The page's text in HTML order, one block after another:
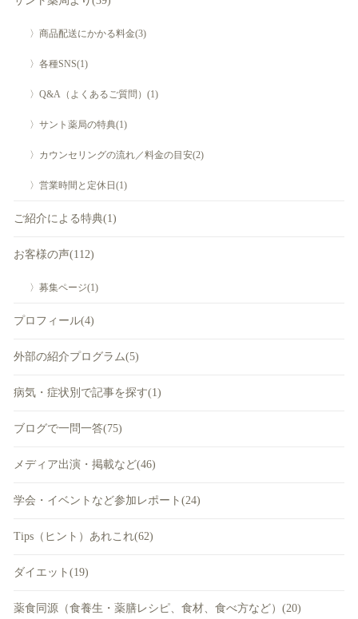
〉商品配送にかかる料金(3)
〉各種SNS(1)
〉Q&A（よくあるご質問）(1)
〉サント薬局の特典(1)
〉カウンセリングの流れ／料金の目安(2)
〉営業時間と定休日(1)
ご紹介による特典(1)
お客様の声(112)
〉募集ページ(1)
プロフィール(4)
外部の紹介プログラム(5)
病気・症状別で記事を探す(1)
ブログで一問一答(75)
メディア出演・掲載など(46)
学会・イベントなど参加レポート(24)
Tips（ヒント）あれこれ(62)
ダイエット(19)
薬食同源（食養生・薬膳レシピ、食材、食べ方など）(20)